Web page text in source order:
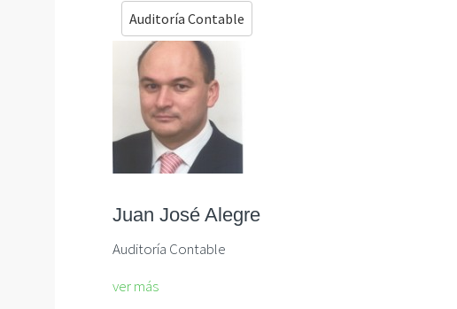
Auditoría Contable
Juan José Alegre
Auditoría Contable
ver más